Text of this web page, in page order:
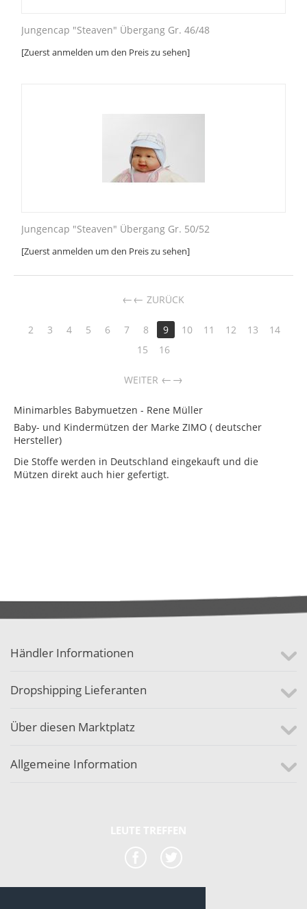
Jungencap "Steaven" Übergang Gr. 46/48
[Zuerst anmelden um den Preis zu sehen]
Jungencap "Steaven" Übergang Gr. 50/52
[Zuerst anmelden um den Preis zu sehen]
← ZURÜCK
2 3 4 5 6 7 8 9 10 11 12 13
14
15
16
WEITER →
Minimarbles Babymuetzen - Rene Müller
Baby- und Kindermützen der Marke ZIMO ( deutscher
Hersteller)
Die Stoffe werden in Deutschland eingekauft und die
Mützen direkt auch hier gefertigt.
Händler Informationen
Dropshipping Lieferanten
Über diesen Marktplatz
Allgemeine Information